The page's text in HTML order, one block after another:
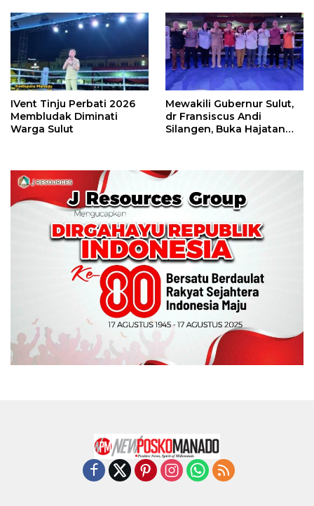
Perbati 2026
IVent Tinju Perbati 2026
Membludak Diminati
Warga Sulut
Mewakili Gubernur Sulut,
dr Fransiscus Andi
Silangen, Buka Hajatan